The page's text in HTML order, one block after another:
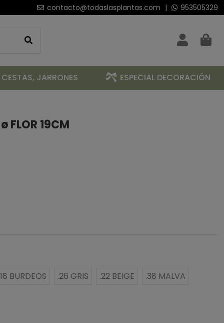
contacto@todaslasplantas.com | 953505329
JARRONES ESPECIAL DECORACIÓN
FLOR 19CM
BURDEOS .26 GRIS .22 BEIGE .38 MALVA